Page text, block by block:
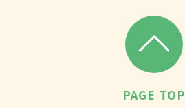
PAGE TOP